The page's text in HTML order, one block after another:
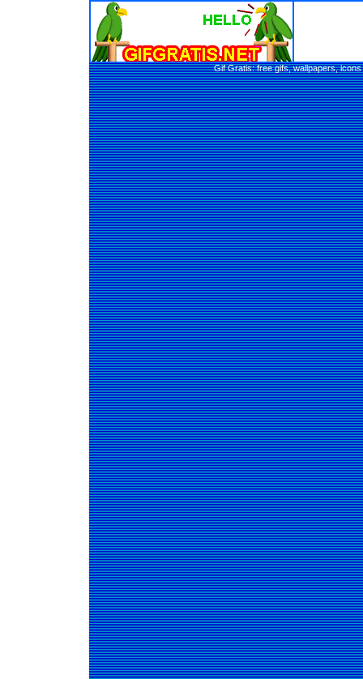
Gif Gratis: free gifs, wallpapers,